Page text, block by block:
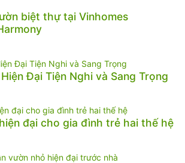
biệt thự tại Vinhomes
Đại Tiện Nghi và Sang Trọng
đại cho gia đình trẻ hai thế hệ